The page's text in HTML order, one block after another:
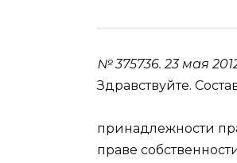
№ 375736.23 мая
Здравствуйте.
принадлежности
праве